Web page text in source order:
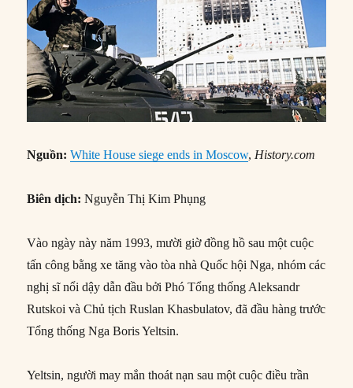
Nguồn: White House siege ends in Moscow, History.com
Biên dịch: Nguyễn Thị Kim Phụng
Vào ngày này năm 1993, mười giờ đồng hồ sau một cuộc
tấn công bằng xe tăng vào tòa nhà Quốc hội Nga, nhóm các
nghị sĩ nổi dậy dẫn đầu bởi Phó Tổng thống Aleksandr
Rutskoi và Chủ tịch Ruslan Khasbulatov, đã đầu hàng trước
Tổng thống Nga Boris Yeltsin.
Yeltsin, người may mắn thoát nạn sau một cuộc điều trần